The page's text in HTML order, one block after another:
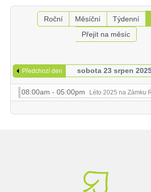
Roční Měsíční Týdenní
Přejít na měsíc
Předchozí den sobota 23 srpen
08:00am - 05:00pm Léto 2025 na Zámku